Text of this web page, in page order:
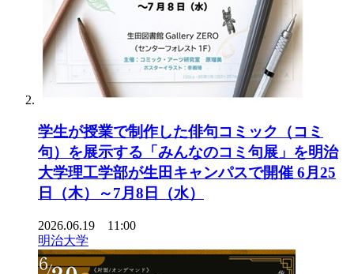
学生が授業で制作した俳句コミック（コミ
句）を展示する「みんなのコミ句展」を明治
大学理工学部が生田キャンパスで開催 6月25
日（木）～7月8日（水）
2026.06.19 11:00
明治大学